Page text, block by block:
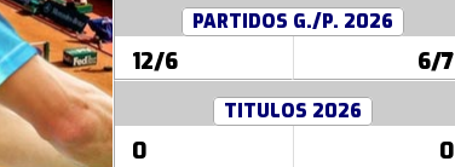
PARTIDOS G./P. 2026
12/6 6/7
TITULOS 2026
0 0